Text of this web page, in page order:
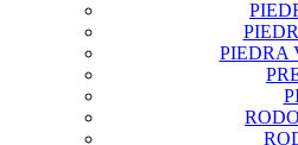
PIEDRA